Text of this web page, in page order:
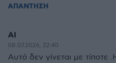
ΑΠΑΝΤΗΣΗ
ΑΙ
08.07.2026, 22:40
Αυτό δεν γίνεται με